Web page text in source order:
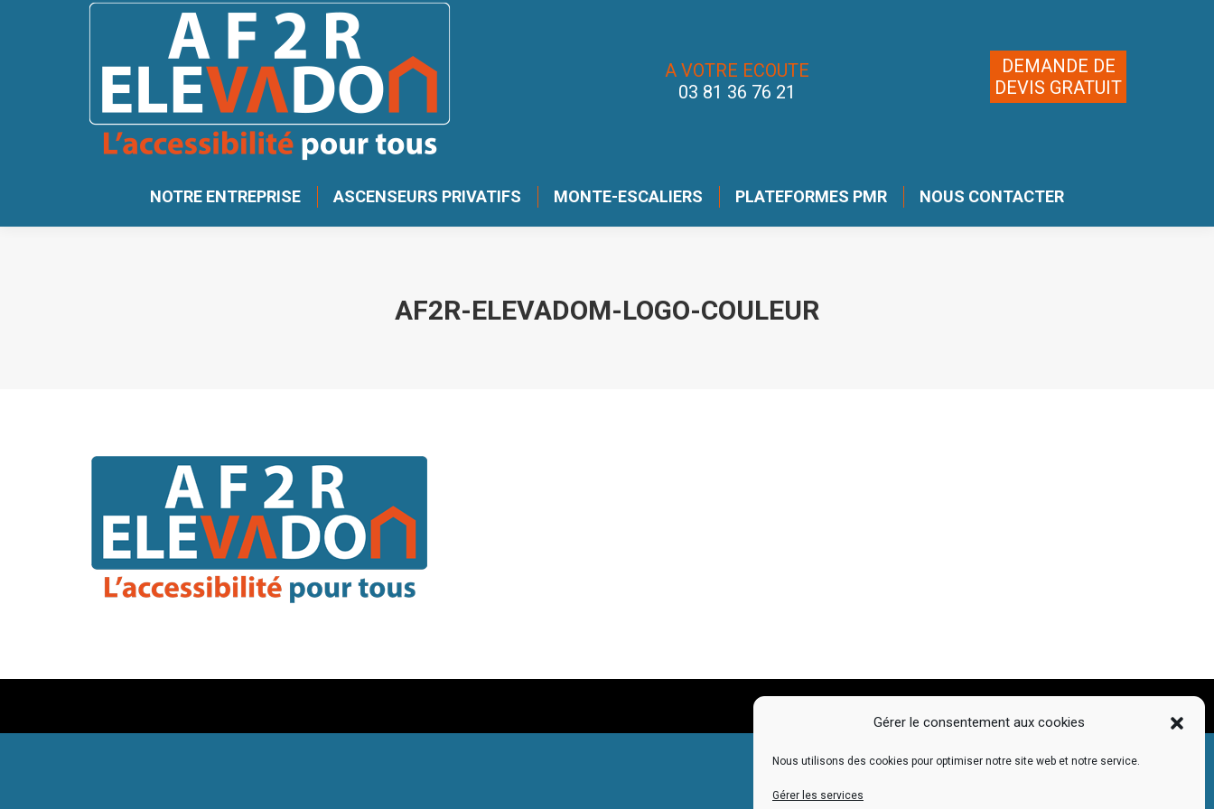
Gérer le consentement aux cookies
Nous utilisons des cookies pour optimiser notre site web et notre service.
Gérer les services
A VOTRE ECOUTE
03 81 36 76 21
DEMANDE DE
DEVIS GRATUIT
NOTRE ENTREPRISE ASCENSEURS PRIVATIFS MONTE-ESCALIERS PLATEFORMES PMR NOUS CONTACTER
AF2R-ELEVADOM-LOGO-COULEUR